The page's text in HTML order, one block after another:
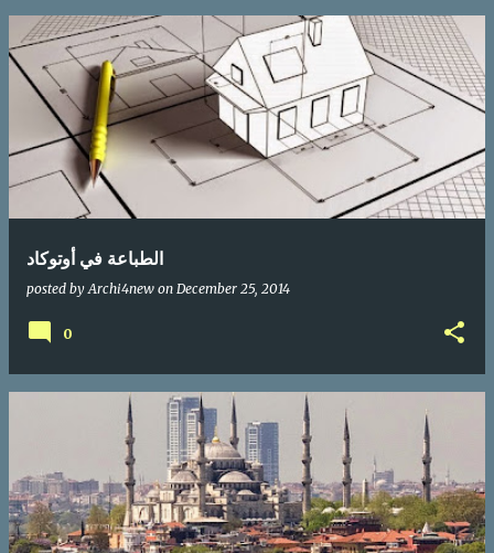
الطباعة في أوتوكاد
posted by Archi4new on December 25, 2014
0